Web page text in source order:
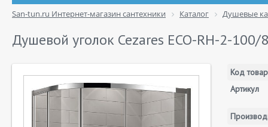
San-tun.ru Интернет-магазин сантехники Каталог Душевые
Душевой уголок Cezares ECO-RH-2-100/
Код
Артикул